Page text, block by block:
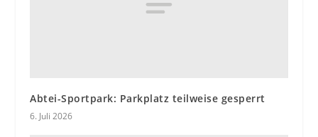
Abtei-Sportpark: Parkplatz teilweise gesperrt
6. Juli 2026